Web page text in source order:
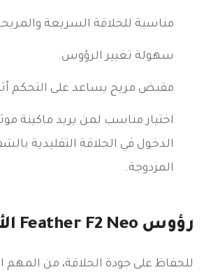
مناسبة للحلاقة السريعة
سهولة تغيير الرؤوس.
مقبض مريح يساعد على التحكم
اختيار مناسب لمن يريد ماكينة
الدخول في الحلاقة التقليدية
المزدوجة.
رؤوس Feather F2 Neo الأصلية
للحفاظ على جودة الحلاقة، من المهم